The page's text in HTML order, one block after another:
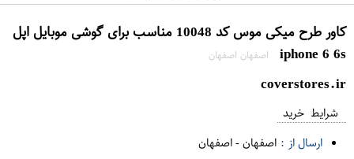
کاور طرح میکی موس کد 10048 مناسب برای گوشی موبایل اپل
iphone 6 6s
اصفهان اصفهان
coverstores.ir
شرایط خرید
ارسال از : اصفهان-اصفهان